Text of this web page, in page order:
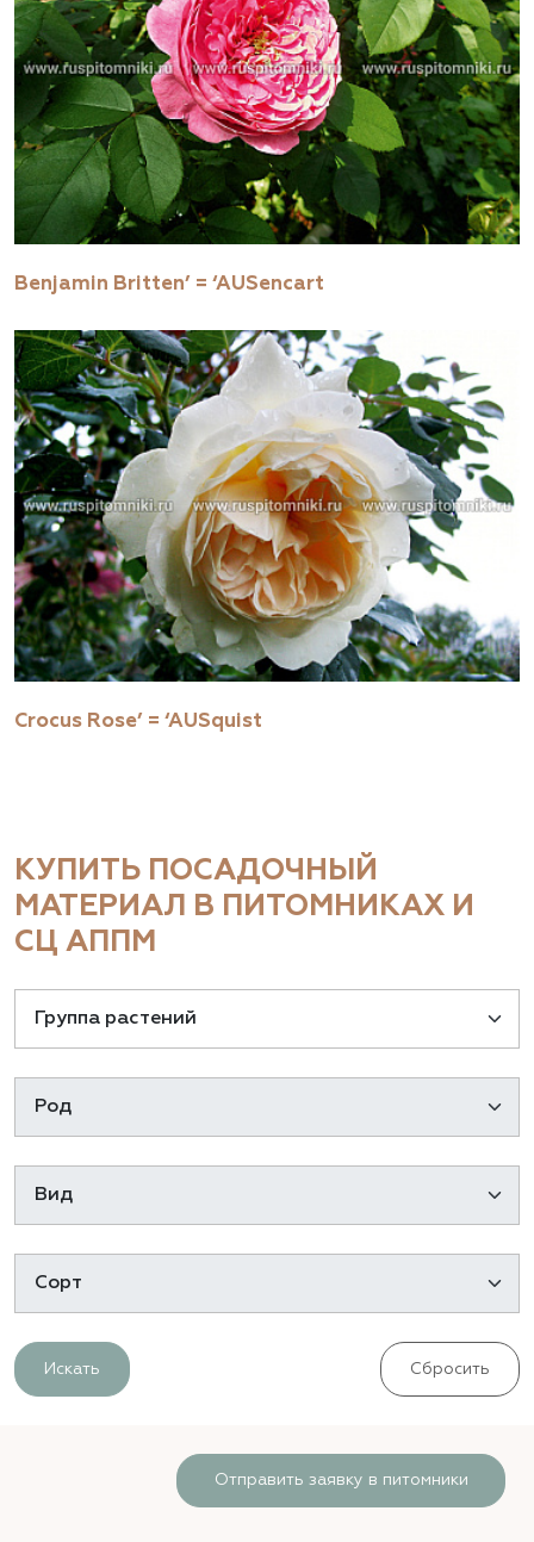
Benjamin Britten’ = ‘AUSencart
Crocus Rose’ = ‘AUSquist
КУПИТЬ ПОСАДОЧНЫЙ
МАТЕРИАЛ В ПИТОМНИКАХ И
СЦ АППМ
Искать Сбросить
Отправить заявку в питомники